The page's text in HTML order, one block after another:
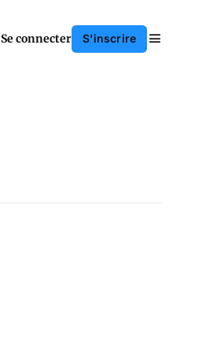
Se connecter S'inscrire